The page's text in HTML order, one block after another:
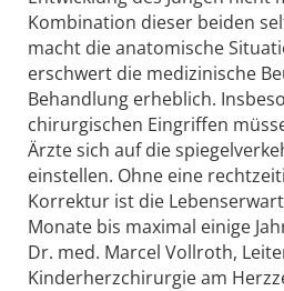
Kombination dieser beiden
macht die anatomische
erschwert die medizinische
Behandlung erheblich.
chirurgischen Eingriffen
Ärzte sich auf die
einstellen. Ohne eine
Korrektur ist die
Monate bis maximal einige
Dr. med. Marcel Vollroth,
Kinderherzchirurgie am